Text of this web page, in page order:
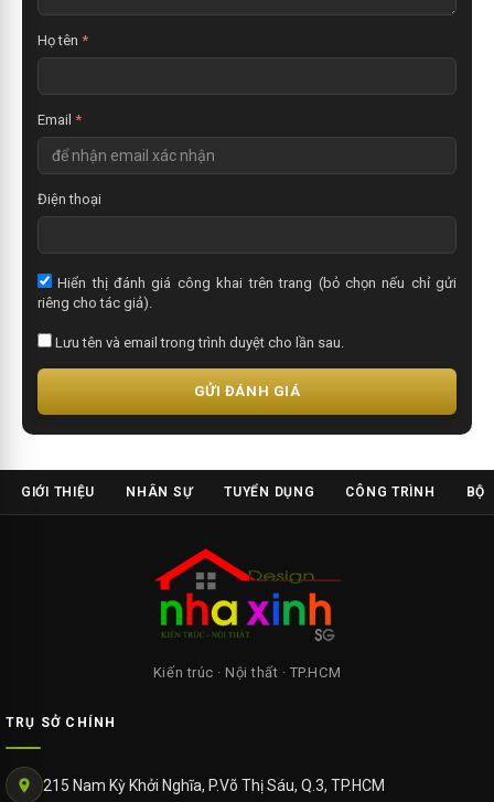
é
Họ tên *
Email *
Điện thoại
Hiển thị đánh giá công khai trên trang (bỏ chọn nếu chỉ gửi
riêng cho tác giả).
Lưu tên và email trong trình duyệt cho lần sau.
GỬI ĐÁNH GIÁ
GIỚI THIỆU NHÂN SỰ TUYỂN DỤNG CÔNG TRÌNH BỘ
Kiến trúc · Nội thất · TP.HCM
TRỤ SỞ CHÍNH
215 Nam Kỳ Khởi Nghĩa, P.Võ Thị Sáu, Q.3, TP.HCM